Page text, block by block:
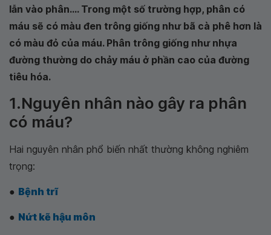
lẫn vào phân.... Trong một số trường hợp, phân có
máu sẽ có màu đen trông giống như bã cà phê hơn là
có màu đỏ của máu. Phân trông giống như nhựa
đường thường do chảy máu ở phần cao của đường
tiêu hóa.
1.Nguyên nhân nào gây ra phân
có máu?
Hai nguyên nhân phổ biến nhất thường không nghiêm
trọng:
● Bệnh trĩ
● Nứt kẽ hậu môn